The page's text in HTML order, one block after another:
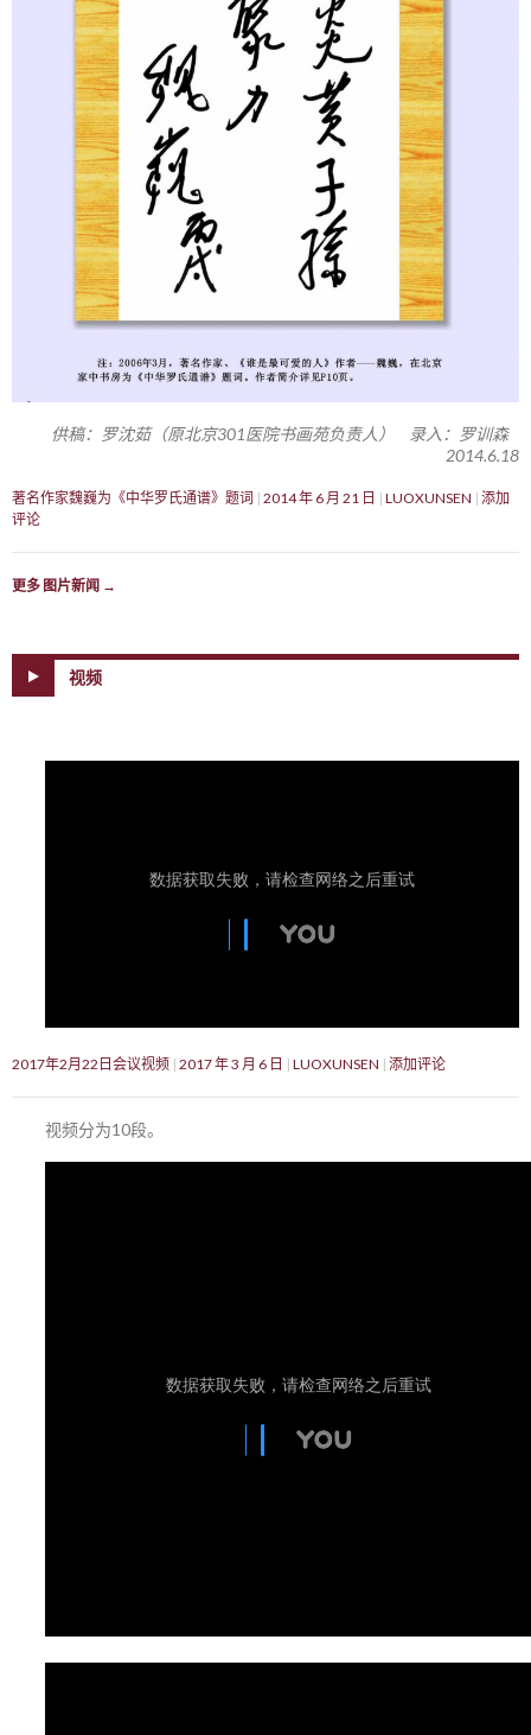
供稿：罗沈茹（原北京301医院书画苑负责人） 录入：罗训森
2014.6.18
著名作家魏巍为《中华罗氏通谱》题词 2014 年 6 月 21 日 LUOXUNSEN 添加
评论
更多 图片新闻 →
视频
2017年2月22日会议视频 2017 年 3 月 6 日 LUOXUNSEN 添加评论
视频分为10段。